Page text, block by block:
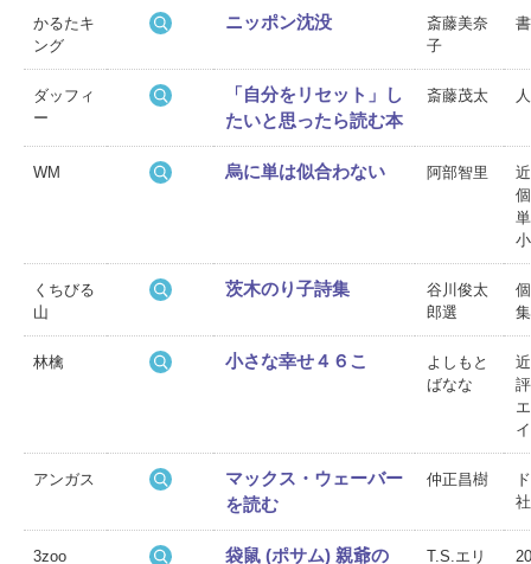
かるたキ
ング
ニッポン沈没
斎藤美奈
子
ダッフィ
ー
「自分をリセット」し
たいと思ったら読む本
斎藤茂太
WM 烏に単は似合わない 阿部智里
くちびる
山
茨木のり子詩集
谷川俊太
郎選
集
林檎 小さな幸せ４６こ
よしもと
ばなな
イ
アンガス
マックス・ウェーバー
を読む
仲正昌樹
3zoo
袋鼠 (ポサム) 親爺の
T.S.エリ